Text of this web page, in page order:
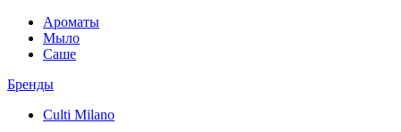
Ароматы
Мыло
Саше
Бренды
Culti Milano